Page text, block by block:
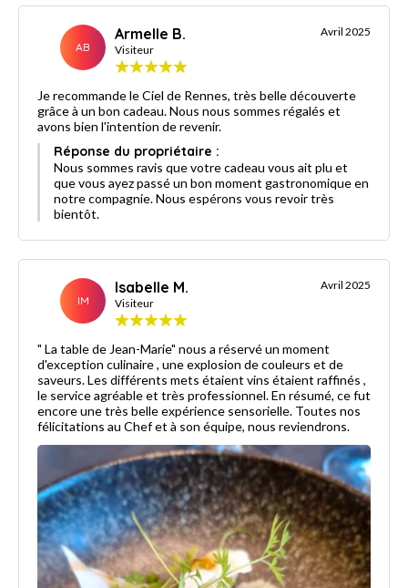
AB
Armelle B.
Visiteur
Avril 2025
Je recommande le Ciel de Rennes, très belle découverte
grâce à un bon cadeau. Nous nous sommes régalés et
avons bien l'intention de revenir.
Réponse du propriétaire :
Nous sommes ravis que votre cadeau vous ait plu et
que vous ayez passé un bon moment gastronomique en
notre compagnie. Nous espérons vous revoir très
bientôt.
IM
Isabelle M.
Visiteur
Avril 2025
" La table de Jean-Marie" nous a réservé un moment
d'exception culinaire , une explosion de couleurs et de
saveurs. Les différents mets étaient vins étaient raffinés ,
le service agréable et très professionnel. En résumé, ce fut
encore une très belle expérience sensorielle. Toutes nos
félicitations au Chef et à son équipe, nous reviendrons.